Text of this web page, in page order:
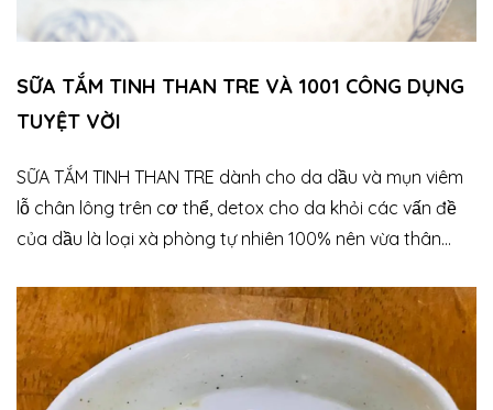
SỮA TẮM TINH THAN TRE VÀ 1001 CÔNG DỤNG
TUYỆT VỜI
SỮA TẮM TINH THAN TRE dành cho da dầu và mụn viêm
lỗ chân lông trên cơ thể, detox cho da khỏi các vấn đề
của dầu là loại xà phòng tự nhiên 100% nên vừa thân
có thể dễ dàng tìm thấy ở đâu đó nhưng riêng sản phẩm
dạng dung dịch castile soap như này ở những nước
phát triển được yêu thích vô cùng, còn Việt Nam là hiếm
có khó tìm đấy ạ. Cái tên gọi 'sữa tắm' của em ý cũng